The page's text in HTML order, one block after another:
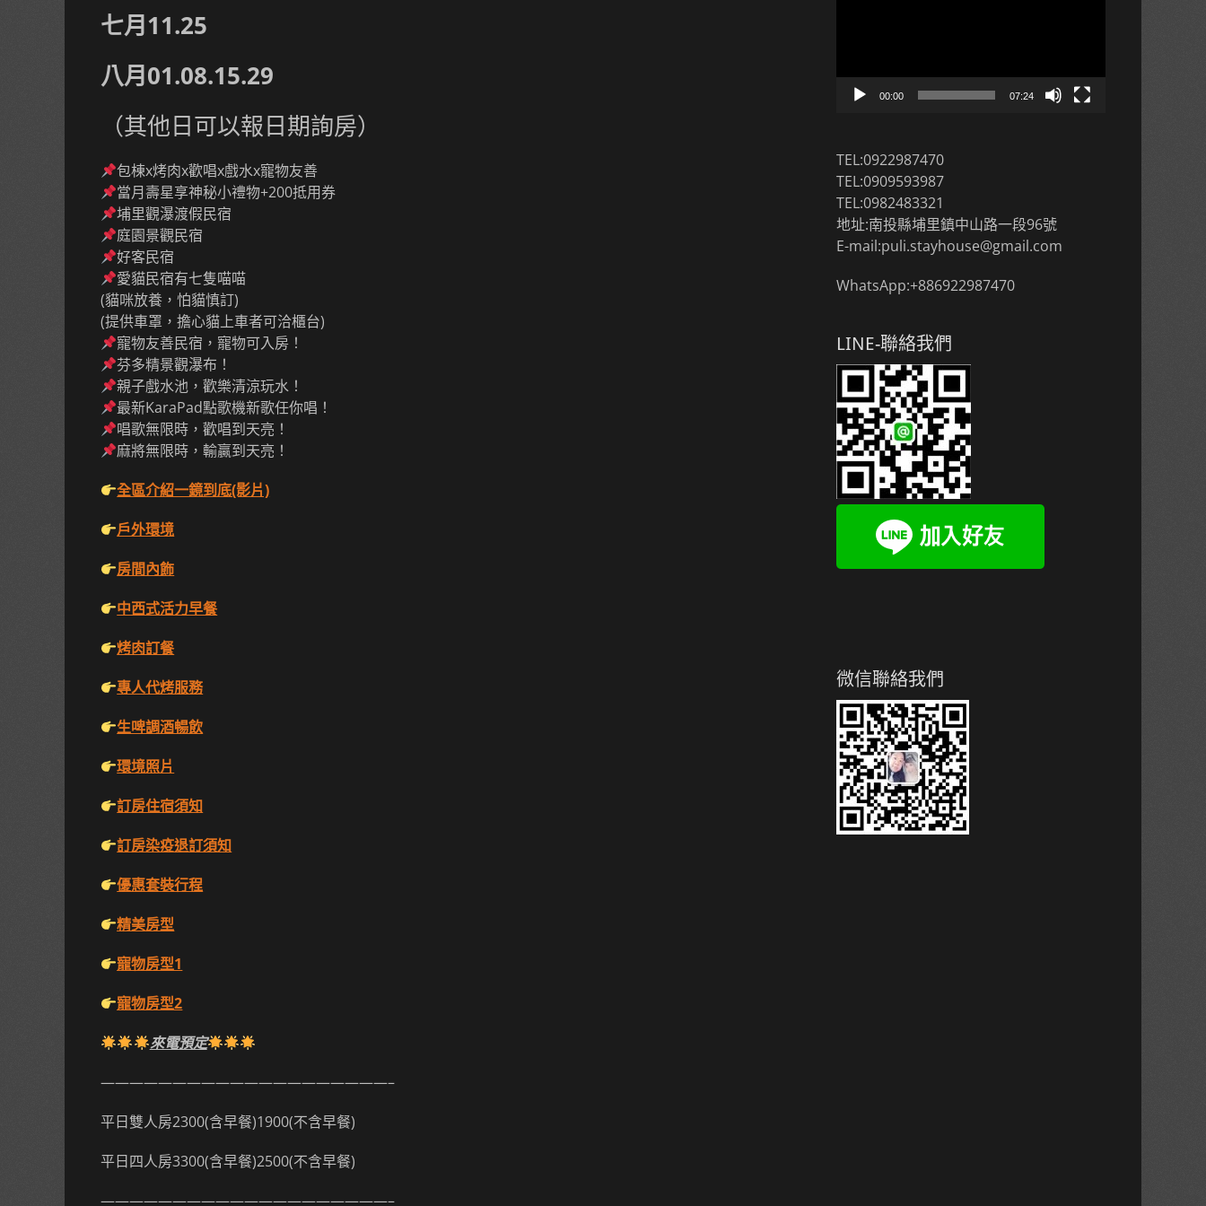
七月11.25
八月01.08.15.29
（其他日可以報日期詢房）
包棟x烤肉x歡唱x戲水x寵物友善
當月壽星享神秘小禮物+200抵用券
埔里觀瀑渡假民宿
庭園景觀民宿
好客民宿
愛貓民宿有七隻喵喵
(貓咪放養，怕貓慎訂)
(提供車罩，擔心貓上車者可洽櫃台)
寵物友善民宿，寵物可入房！
芬多精景觀瀑布！
親子戲水池，歡樂清涼玩水！
最新KaraPad點歌機新歌任你唱！
唱歌無限時，歡唱到天亮！
麻將無限時，輸贏到天亮！
全區介紹一鏡到底(影片)
戶外環境
房間內飾
中西式活力早餐
烤肉訂餐
專人代烤服務
生啤調酒暢飲
環境照片
訂房住宿須知
訂房染疫退訂須知
優惠套裝行程
精美房型
寵物房型1
寵物房型2
來電預定
————————————————————–
平日雙人房2300(含早餐)1900(不含早餐)
平日四人房3300(含早餐)2500(不含早餐)
————————————————————–
00:00 07:24
TEL:0922987470
TEL:0909593987
TEL:0982483321
地址:南投縣埔里鎮中山路一段96號
E-mail:puli.stayhouse@gmail.com
WhatsApp:+886922987470
LINE-聯絡我們
微信聯絡我們